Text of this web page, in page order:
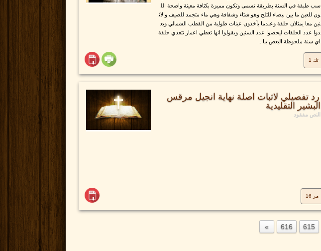
سب طبقة في السنة بطريقة تسمى وتكون مميزة بكثافة معينة واضحة الل
ون للعين ما بين بيضاء للثلج وهو شتاء وشفافة وهي ماء متجمد للصيف والاث
نين معا يمثلان حلقة وعندما يأخذون عينات طولية من القطب الشمالي ويع
دوا عدد الحلقات ليحصوا عدد السنين ويقولوا انها تعطي اعمار تتعدي حلقة
اي سنة ملحوظة البعض يبا...
تك 1
رد تفصيلي لاثبات اصلة نهاية انجيل مرقس
البشير التقليدية
النص مفقود
مر 16
615
616